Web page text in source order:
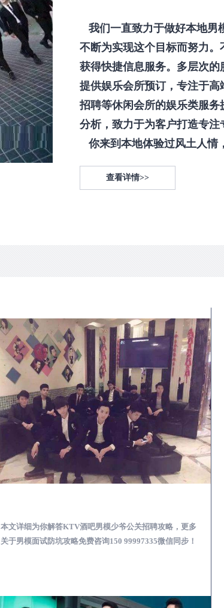
我们一直致力于做好本地男
不断为实现这个目标而努力
获得快捷信息服务。多层次的
提供娱乐会所预订，专注于
招聘等休闲会所的娱乐类服
分析，致力于为客户打造专注
你来到本地体验过风土人情
查看详情>>
本文详细为你解答KTV酒吧男模少爷公关招聘攻略，更多
关于男模面试防坑攻略免费咨询150 99997335微信同步！